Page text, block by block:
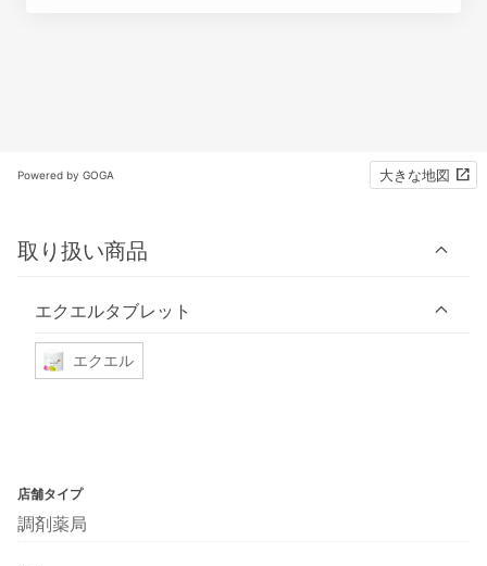
Powered by GOGA 大きな地図
取り扱い商品
エクエルタブレット
エクエル
店舗タイプ
調剤薬局